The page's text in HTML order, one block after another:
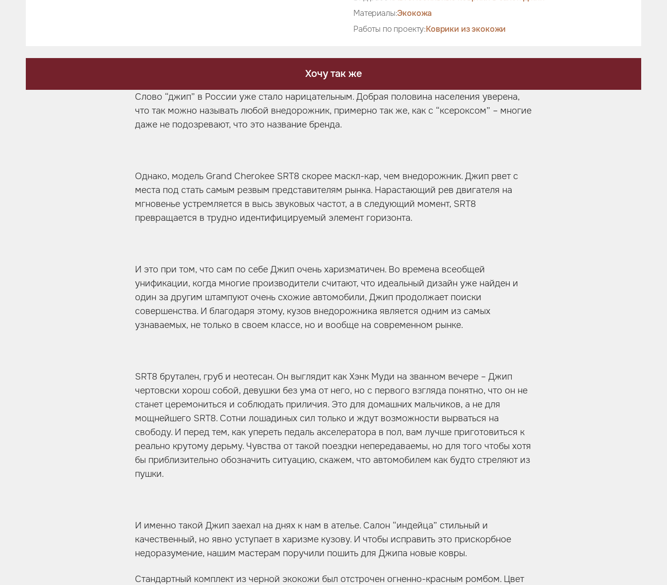
Материалы:Экокожа
Работы по проекту:Коврики из экокожи
Хочу так же
Слово “джип” в России уже стало нарицательным. Добрая половина населения уверена,
что так можно называть любой внедорожник, примерно так же, как с “ксероксом” – многие
даже не подозревают, что это название бренда.
Однако, модель Grand Cherokee SRT8 скорее маскл-кар, чем внедорожник. Джип рвет с
места под стать самым резвым представителям рынка. Нарастающий рев двигателя на
мгновенье устремляется в высь звуковых частот, а в следующий момент, SRT8
превращается в трудно идентифицируемый элемент горизонта.
И это при том, что сам по себе Джип очень харизматичен. Во времена всеобщей
унификации, когда многие производители считают, что идеальный дизайн уже найден и
один за другим штампуют очень схожие автомобили, Джип продолжает поиски
совершенства. И благодаря этому, кузов внедорожника является одним из самых
узнаваемых, не только в своем классе, но и вообще на современном рынке.
SRT8 брутален, груб и неотесан. Он выглядит как Хэнк Муди на званном вечере – Джип
чертовски хорош собой, девушки без ума от него, но с первого взгляда понятно, что он не
станет церемониться и соблюдать приличия. Это для домашних мальчиков, а не для
мощнейшего SRT8. Сотни лошадиных сил только и ждут возможности вырваться на
свободу. И перед тем, как упереть педаль акселератора в пол, вам лучше приготовиться к
реально крутому дерьму. Чувства от такой поездки непередаваемы, но для того чтобы хотя
бы приблизительно обозначить ситуацию, скажем, что автомобилем как будто стреляют из
пушки.
И именно такой Джип заехал на днях к нам в ателье. Салон “индейца” стильный и
качественный, но явно уступает в харизме кузову. И чтобы исправить это прискорбное
недоразумение, нашим мастерам поручили пошить для Джипа новые ковры.
Стандартный комплект из черной экокожи был отстрочен огненно-красным ромбом. Цвет